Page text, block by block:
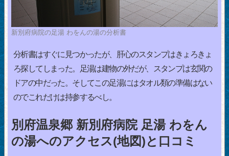
新別府病院の足湯 わをんの湯の分析書
分析書はすぐに見つかったが、肝心のスタンプはきょろきょ
ろ探してしまった。足湯は建物の外だが、スタンプは玄関の
ドアの中だった。そしてこの足湯にはタオル類の準備はない
のでこれだけは持参するべし。
別府温泉郷 新別府病院 足湯 わをん
の湯へのアクセス(地図)と口コミ